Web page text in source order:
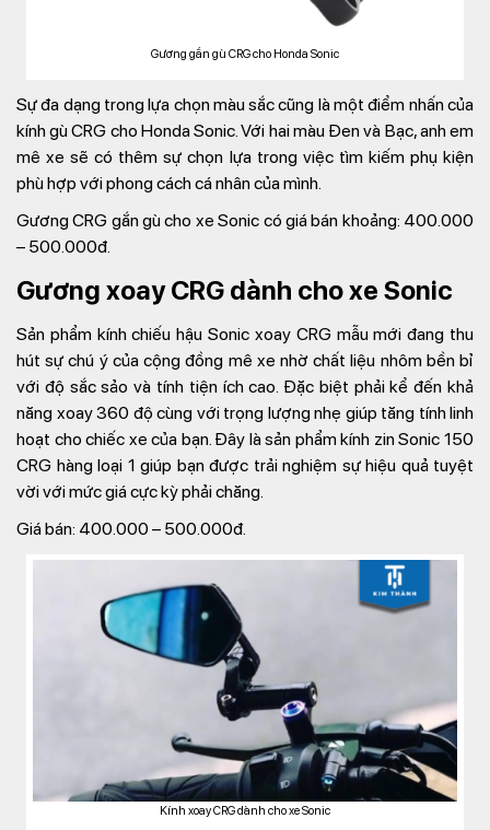
Gương gắn gù CRG cho Honda Sonic
Sự đa dạng trong lựa chọn màu sắc cũng là một điểm nhấn của
kính gù CRG cho Honda Sonic. Với hai màu Đen và Bạc, anh em
mê xe sẽ có thêm sự chọn lựa trong việc tìm kiếm phụ kiện
phù hợp với phong cách cá nhân của mình.
Gương CRG gắn gù cho xe Sonic có giá bán khoảng: 400.000
– 500.000đ.
Gương xoay CRG dành cho xe Sonic
Sản phẩm kính chiếu hậu Sonic xoay CRG mẫu mới đang thu
hút sự chú ý của cộng đồng mê xe nhờ chất liệu nhôm bền bỉ
với độ sắc sảo và tính tiện ích cao. Đặc biệt phải kể đến khả
năng xoay 360 độ cùng với trọng lượng nhẹ giúp tăng tính linh
hoạt cho chiếc xe của bạn. Đây là sản phẩm kính zin Sonic 150
CRG hàng loại 1 giúp bạn được trải nghiệm sự hiệu quả tuyệt
vời với mức giá cực kỳ phải chăng.
Giá bán: 400.000 – 500.000đ.
Kính xoay CRG dành cho xe Sonic